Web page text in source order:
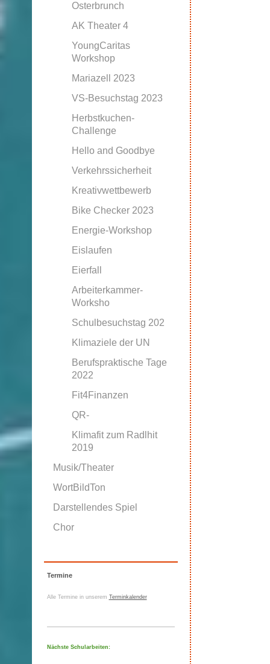
Osterbrunch
AK Theater 4
YoungCaritas
Workshop
Mariazell 2023
VS-Besuchstag 2023
Herbstkuchen-
Challenge
Hello and Goodbye
Verkehrssicherheit
Kreativwettbewerb
Bike Checker 2023
Energie-Workshop
Eislaufen
Eierfall
Arbeiterkammer-
Worksho
Schulbesuchstag 202
Klimaziele der UN
Berufspraktische Tage
2022
Fit4Finanzen
QR-
Klimafit zum Radlhit
2019
Musik/Theater
WortBildTon
Darstellendes Spiel
Chor
Termine
Alle Termine in unserem Terminkalender
Nächste Schularbeiten: